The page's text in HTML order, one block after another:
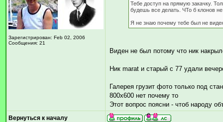
Зарегистрирован: Feb 02, 2006
Сообщения: 21
Тебе доступ на прямую закачку.
будешь все делать. ЧТо б клонов
Я не знаю почему тебе был не
Виден не был потому что ник
Ник marat и старый с 77 удали
Галерея грузит фото только под
800х600 нет почему то
Этот вопрос поясни - чтоб народу
Вернуться к началу